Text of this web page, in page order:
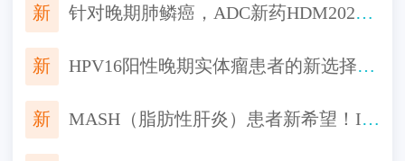
新 针对晚期肺鳞癌，ADC新药HDM2020启动临床，“魔法子弹”精准打击，机会不容错过！
新 HPV16阳性晚期实体瘤患者的新选择！全新环状RNA疫苗TI-0093临床招募启动
新 MASH（脂肪性肝炎）患者新希望！IBI362临床启动：聚焦肝组织学改善